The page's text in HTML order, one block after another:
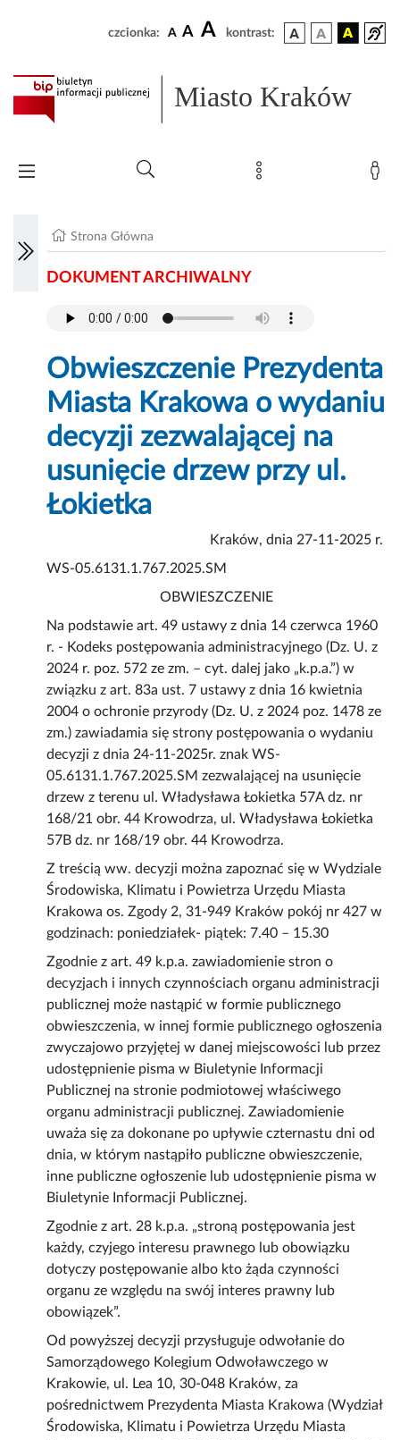
czcionka: A A A kontrast:
Miasto Kraków
Strona Główna
DOKUMENT ARCHIWALNY
Obwieszczenie Prezydenta
Miasta Krakowa o wydaniu
decyzji zezwalającej na
usunięcie drzew przy ul.
Łokietka
Kraków, dnia 27-11-2025 r.
WS-05.6131.1.767.2025.SM
OBWIESZCZENIE
Na podstawie art. 49 ustawy z dnia 14 czerwca 1960
r. - Kodeks postępowania administracyjnego (Dz. U. z
2024 r. poz. 572 ze zm. – cyt. dalej jako „k.p.a.”) w
związku z art. 83a ust. 7 ustawy z dnia 16 kwietnia
2004 o ochronie przyrody (Dz. U. z 2024 poz. 1478 ze
zm.) zawiadamia się strony postępowania o wydaniu
decyzji z dnia 24-11-2025r. znak WS-
05.6131.1.767.2025.SM zezwalającej na usunięcie
drzew z terenu ul. Władysława Łokietka 57A dz. nr
168/21 obr. 44 Krowodrza, ul. Władysława Łokietka
57B dz. nr 168/19 obr. 44 Krowodrza.
Z treścią ww. decyzji można zapoznać się w Wydziale
Środowiska, Klimatu i Powietrza Urzędu Miasta
Krakowa os. Zgody 2, 31-949 Kraków pokój nr 427 w
godzinach: poniedziałek- piątek: 7.40 – 15.30
Zgodnie z art. 49 k.p.a. zawiadomienie stron o
decyzjach i innych czynnościach organu administracji
publicznej może nastąpić w formie publicznego
obwieszczenia, w innej formie publicznego ogłoszenia
zwyczajowo przyjętej w danej miejscowości lub przez
udostępnienie pisma w Biuletynie Informacji
Publicznej na stronie podmiotowej właściwego
organu administracji publicznej. Zawiadomienie
uważa się za dokonane po upływie czternastu dni od
dnia, w którym nastąpiło publiczne obwieszczenie,
inne publiczne ogłoszenie lub udostępnienie pisma w
Biuletynie Informacji Publicznej.
Zgodnie z art. 28 k.p.a. „stroną postępowania jest
każdy, czyjego interesu prawnego lub obowiązku
dotyczy postępowanie albo kto żąda czynności
organu ze względu na swój interes prawny lub
obowiązek”.
Od powyższej decyzji przysługuje odwołanie do
Samorządowego Kolegium Odwoławczego w
Krakowie, ul. Lea 10, 30-048 Kraków, za
pośrednictwem Prezydenta Miasta Krakowa (Wydział
Środowiska, Klimatu i Powietrza Urzędu Miasta